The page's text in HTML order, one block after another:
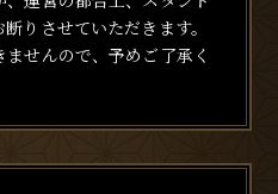
りさせていただきます。
せんので、予めご了承く